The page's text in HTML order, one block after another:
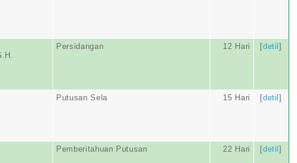
Persidangan 12 Hari [detil]
Putusan Sela 15 Hari [detil]
Pemberitahuan Putusan 22 Hari [detil]